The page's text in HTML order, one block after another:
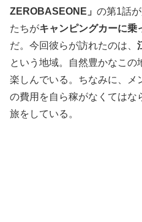
ZEROBASEONE」 の第1話
たちがキャンピングカーに乗
だ。今回彼らが訪れたのは、
という地域。自然豊かなこ
楽しんでいる。ちなみに、メ
の費用を自ら稼がなくてはな
旅をしている。